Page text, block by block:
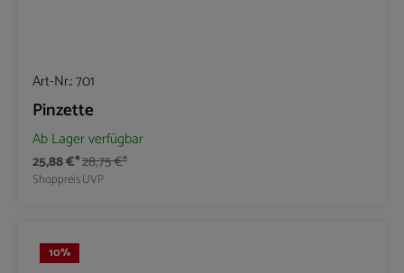
Art-Nr.:701
Pinzette
Ab Lager verfügbar
25,88 €*
Shoppreis
28,75 €*
UVP
10%